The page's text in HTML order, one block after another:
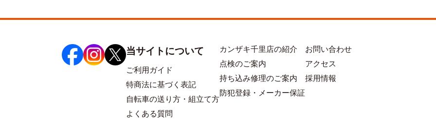
当サイトについて
ご利用ガイド
特商法に基づく表記
自転車の送り方・組立て方
よくある質問
カンザキ千里店の紹介
点検のご案内
持ち込み修理のご案内
防犯登録・メーカー保証
お問い合わせ
アクセス
採用情報